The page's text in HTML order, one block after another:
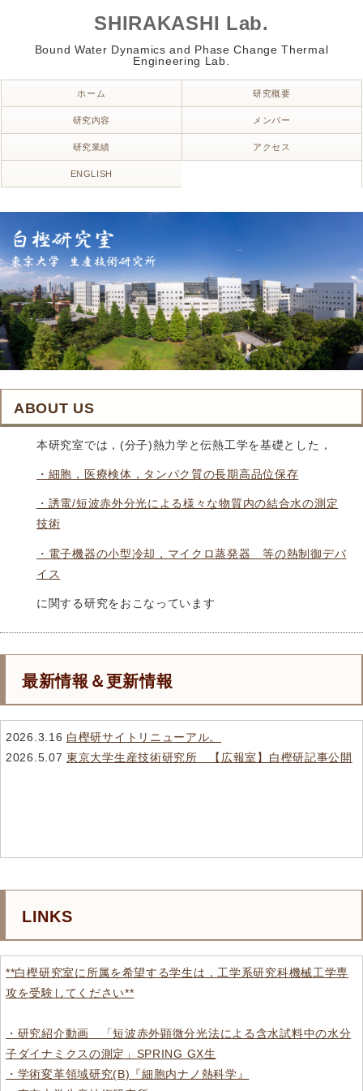
SHIRAKASHI Lab.
Bound Water Dynamics and Phase Change Thermal
Engineering Lab.
ホーム 研究概要
研究内容 メンバー
研究業績 アクセス
ENGLISH
ABOUT US
本研究室では，(分子)熱力学と伝熱工学を基礎とした，
・細胞，医療検体，タンパク質の長期高品位保存
・誘電/短波赤外分光による様々な物質内の結合水の測定
技術
・電子機器の小型冷却，マイクロ蒸発器 等の熱制御デバ
イス
に関する研究をおこなっています
最新情報＆更新情報
2026.3.16 白樫研サイトリニューアル。
2026.5.07 東京大学生産技術研究所 【広報室】白樫研記事公開
LINKS
**白樫研究室に所属を希望する学生は，工学系研究科機械工学専
攻を受験してください**
・研究紹介動画 「短波赤外顕微分光法による含水試料中の水分
子ダイナミクスの測定」SPRING GX生
・学術変革領域研究(B)『細胞内ナノ熱科学』